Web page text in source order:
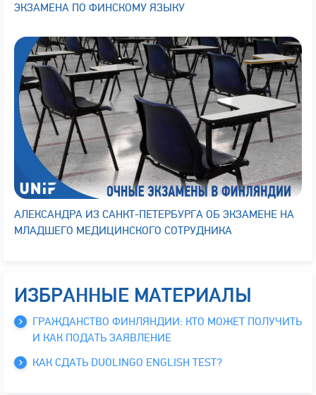
ЭКЗАМЕНА ПО ФИНСКОМУ ЯЗЫКУ
АЛЕКСАНДРА ИЗ САНКТ-ПЕТЕРБУРГА ОБ ЭКЗАМЕНЕ НА
МЛАДШЕГО МЕДИЦИНСКОГО СОТРУДНИКА
ИЗБРАННЫЕ МАТЕРИАЛЫ
ГРАЖДАНСТВО ФИНЛЯНДИИ: КТО МОЖЕТ ПОЛУЧИТЬ
И КАК ПОДАТЬ ЗАЯВЛЕНИЕ
КАК СДАТЬ DUOLINGO ENGLISH TEST?